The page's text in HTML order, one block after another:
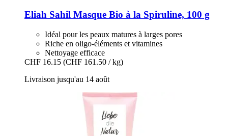
Eliah Sahil Masque Bio à la Spiruline, 100 g
Idéal pour les peaux matures à larges pores
Riche en oligo-éléments et vitamines
Nettoyage efficace
CHF 16.15 (CHF 161.50 / kg)
Livraison jusqu'au 14 août